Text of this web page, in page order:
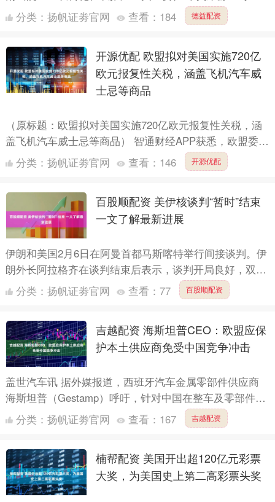
财经 作者：张羽岐 中国工程院院士钟南山。图片来源：
广州医博....
分类： 扬帆证劵官网 查看： 184 德益配资
开源优配 欧盟拟对美国实施720亿
欧元报复性关税，涵盖飞机汽车威
士忌等商品
（原标题：欧盟拟对美国实施720亿欧元报复性关税，涵
盖飞机汽车威士忌等商品） 智通财经APP获悉，欧盟委员
会已拟定一份针对美国商品的报复性关税清单，涉及商品
总价....
分类： 扬帆证劵官网 查看： 146 开源优配
百股顺配资 美伊核谈判“暂时”结束
一文了解最新进展
伊朗和美国2月6日在阿曼首都马斯喀特举行间接谈判。伊
朗外长阿拉格齐在谈判结束后表示，谈判开局良好，双方
已就继续谈判达成共识。而相对“低调”、少有相关消息发
出的美....
分类： 扬帆证劵官网 查看： 77 百股顺配资
吉越配资 海斯坦普CEO：欧盟应保
护本土供应商免受中国竞争冲击
盖世汽车讯 据外媒报道，西班牙汽车金属零部件供应商
海斯坦普（Gestamp）呼吁，针对中国在整车及零部件领
域日益激烈的竞争，欧盟应为欧洲汽车产业提供短期保护
措施....
分类： 扬帆证劵官网 查看： 167 吉越配资
楠帮配资 美国开出超120亿元彩票
大奖，为美国史上第二高彩票头奖